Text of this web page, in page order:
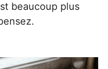
beaucoup plus